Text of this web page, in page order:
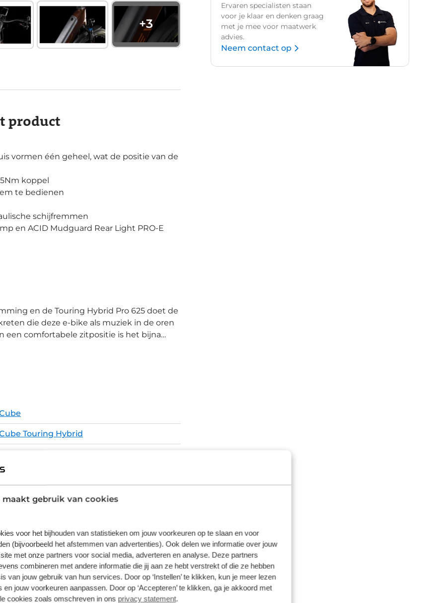
maakt gebruik van cookies
voor het bijhouden van statistieken om jouw voorkeuren op te slaan en voor
(bijvoorbeeld het afstemmen van advertenties). Ook delen we informatie over jouw
met onze partners voor social media, adverteren en analyse. Deze partners
combineren met andere informatie die jij aan ze hebt verstrekt of die ze hebben
van jouw gebruik van hun services. Door op ‘Instellen’ te klikken, kun je meer lezen
jouw voorkeuren aanpassen. Door op ‘Accepteren’ te klikken, ga je akkoord met
cookies zoals omschreven in ons privacy statement.
+3
Ervaren specialisten staan
voor je klaar en denken graag
met je mee voor maatwerk
advies.
Neem contact op
product
vormen één geheel, wat de positie van de
koppel
te bedienen
schijfremmen
en ACID Mudguard Rear Light PRO-E
die deze e-bike als muziek in de oren
een comfortabele zitpositie is het bijna
de positie van de motor en de accu (die
Efficient Comfort-geometrie kent de
Dit samen met de geïntegreerde IC
helemaal compleet.
Touring Hybrid
Bike
Superlite, Gravity Casting
3.0
Schijfremmen
van de leverancier. Op basis van beschikbaarheid of